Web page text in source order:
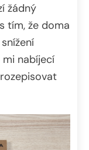
žádný
tím, že doma
nabíjecí